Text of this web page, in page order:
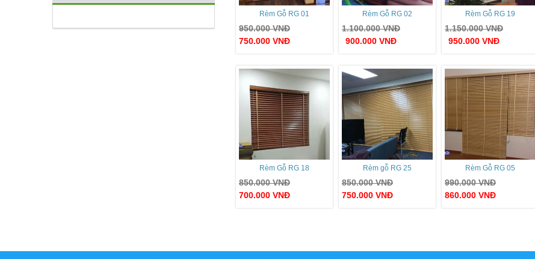
Rèm Gỗ RG 01
950.000VNĐ
750.000 VNĐ
Rèm Gỗ RG 02
1.100.000VNĐ
900.000 VNĐ
Rèm Gỗ RG 19
1.150.000VNĐ
950.000 VNĐ
Rèm Gỗ RG 18
850.000VNĐ
700.000 VNĐ
Rèm gỗ RG 25
850.000VNĐ
750.000 VNĐ
Rèm Gỗ RG 05
990.000VNĐ
860.000 VNĐ